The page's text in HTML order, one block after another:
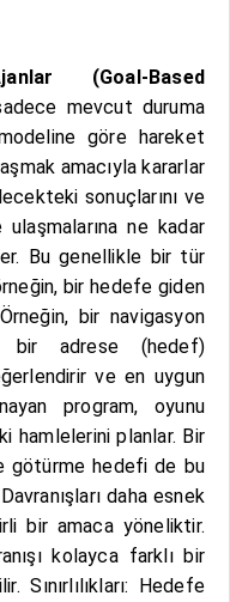
(Goal-Based
mevcut duruma
göre hareket
amacıyla kararlar
sonuçlarını ve
ne kadar
Bu genellikle bir tür
bir hedefe giden
bir navigasyon
bir adrese (hedef)
ve en uygun
program, oyunu
hamlelerini planlar. Bir
götürme hedefi de bu
daha esnek
bir amaca yöneliktir.
kolayca farklı bir
Sınırlılıkları: Hedefe